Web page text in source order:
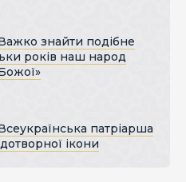
знайти подібне
років наш народ
патріарша
ікони